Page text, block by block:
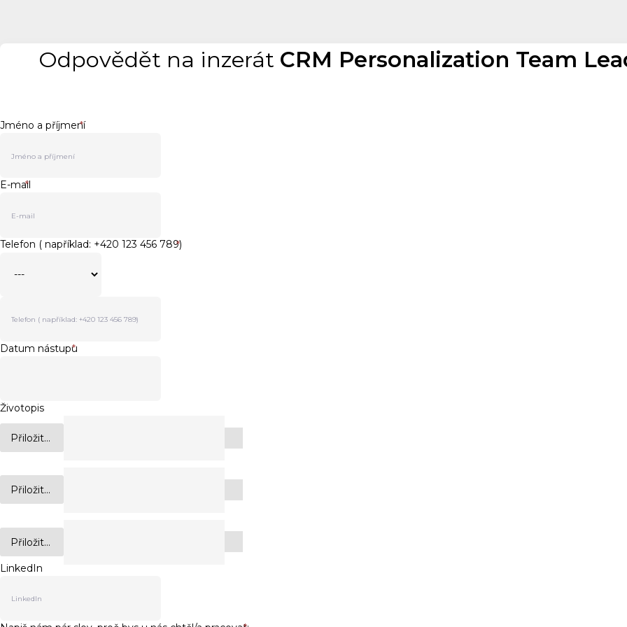
Odpovědět na inzerát CRM Personalization Team
Jméno a příjmení
*
E-mail
*
Telefon ( například: +420 123 456 789)
*
Datum nástupu
*
Životopis
Přiložit...
Přiložit...
Přiložit...
LinkedIn